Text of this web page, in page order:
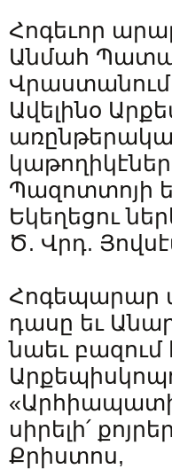
Հոգեւոր
Անմահ
Ավելինօ
Պազոտտոյի
Եկեղեցու
Ծ. Վրդ.
Հոգեպարար
դասը եւ
նաեւ
սիրելի՛
Քրիստոս,